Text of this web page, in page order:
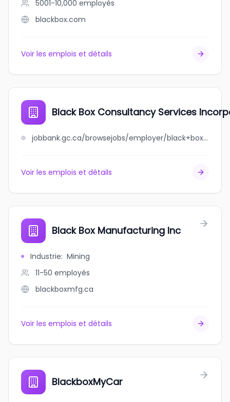
5001-10,000 employés
blackbox.com
Voir les emplois et détails
Black Box Consultancy Services
jobbank.gc.ca/browsejobs/employer/black+box+consultancy+services+incorporated/ca
Voir les emplois et détails
Black Box Manufacturing Inc
Industrie: Mining
11-50 employés
blackboxmfg.ca
Voir les emplois et détails
BlackboxMyCar